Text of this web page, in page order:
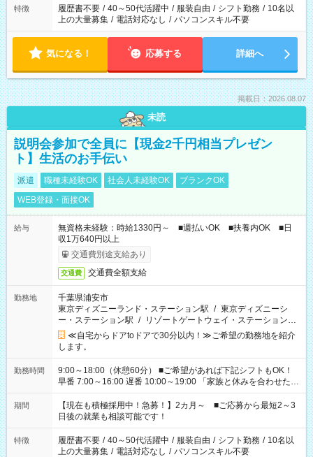
合は応募できません。
特徴 履歴書不要 / 40～50代活躍中 / 服装自由 / シフト勤務 / 10名以
上の大量募集 / 電話対応なし / パソコンスキル不要
気になる！ 応募する 詳細へ
掲載日：2026.08.07
未読
説明会参加で全員に【現金2千円相当プレゼン
ト】生活のお手伝い
派遣 職種未経験OK 社会人未経験OK
ブランクOK
WEB登録・面接OK
給与
無資格未経験：時給1330円～ ■週払いOK ■扶養内OK ■日
収1万640円以上
交通費別途支給あり
交通費 交通費全額支給
勤務地
千葉県浦安市
東京ディズニーランド・ステーション駅 / 東京ディズニーシ
ー・ステーション駅 / リゾートゲートウェイ・ステーション駅
/
…
≪自宅からドアtoドアで30分以内！≫ご希望の勤務地を紹介
します。
勤務時間
9:00～18:00（休憩60分） ■ご希望があれば下記シフトもOK！
早番 7:00～16:00 遅番 10:00～19:00 「家族と休みを合わせた
い」 「余裕を持って夕飯の準備がしたい」 「できれば残業はし
たくない」 など、ご希望を教えてくださいね。 ※Wワーク希望
の方へ 今ご覧のお仕事で希望する勤務時間と、もう1つのお仕事
の勤務時間。 合計で週40時間を超える場合は応募できません。
期間
【現在も積極採用中！急募！】2カ月～ ■ご応募から最短2～3
日後の就業も相談可能です！
特徴 履歴書不要 / 40～50代活躍中 / 服装自由 / シフト勤務 / 10名以
上の大量募集 / 電話対応なし / パソコンスキル不要